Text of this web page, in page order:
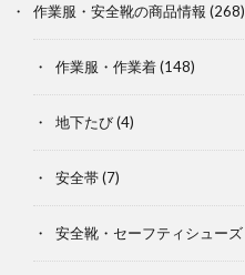
作業服・安全靴の商品情報 (268)
作業服・作業着(148)
地下たび(4)
安全帯(7)
安全靴・セーフティシューズ